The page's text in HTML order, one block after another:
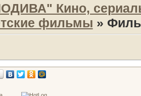
Кино,
фильмы »